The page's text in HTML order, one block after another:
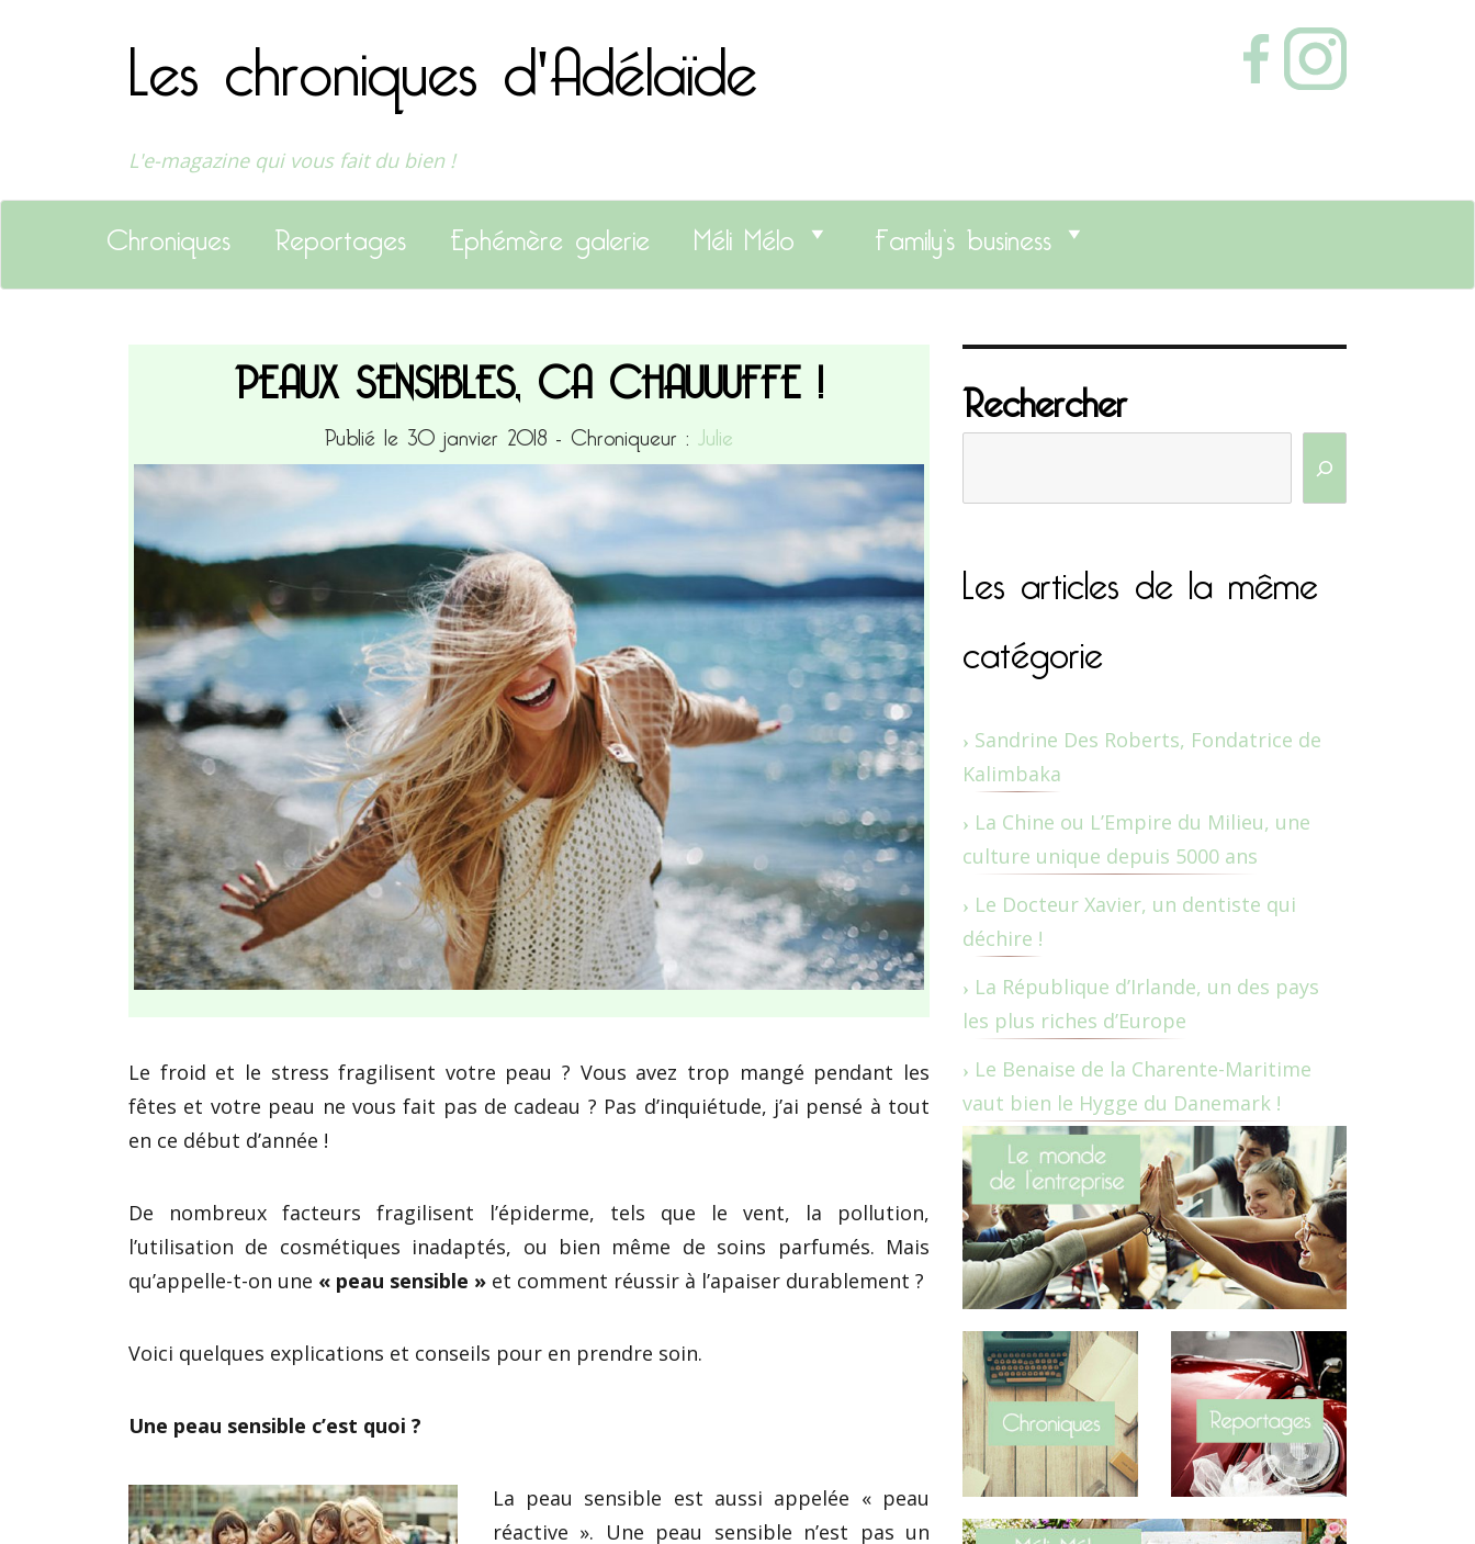
Les chroniques d'Adélaïde
L'e-magazine qui vous fait du bien !
Chroniques Reportages Ephémère galerie Méli Mélo Family’s business
PEAUX SENSIBLES, CA CHAUUUFFE !
Publié le 30 janvier 2018 - Chroniqueur : Julie
Le froid et le stress fragilisent votre peau ? Vous avez trop mangé pendant les
fêtes et votre peau ne vous fait pas de cadeau ? Pas d’inquiétude, j’ai pensé à tout
en ce début d’année !
De nombreux facteurs fragilisent l’épiderme, tels que le vent, la pollution,
l’utilisation de cosmétiques inadaptés, ou bien même de soins parfumés. Mais
qu’appelle-t-on une « peau sensible » et comment réussir à l’apaiser durablement ?
Voici quelques explications et conseils pour en prendre soin.
Une peau sensible c’est quoi ?
La peau sensible est aussi appelée « peau
réactive ». Une peau sensible n’est pas un
Rechercher
Les articles de la même
catégorie
Sandrine Des Roberts, Fondatrice de
Kalimbaka
La Chine ou L’Empire du Milieu, une
culture unique depuis 5000 ans
Le Docteur Xavier, un dentiste qui
déchire !
La République d’Irlande, un des pays
les plus riches d’Europe
Le Benaise de la Charente-Maritime
vaut bien le Hygge du Danemark !